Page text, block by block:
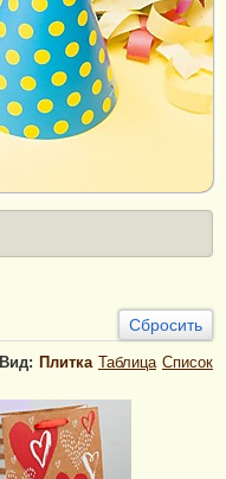
Сбросить
Вид: Плитка Таблица Список